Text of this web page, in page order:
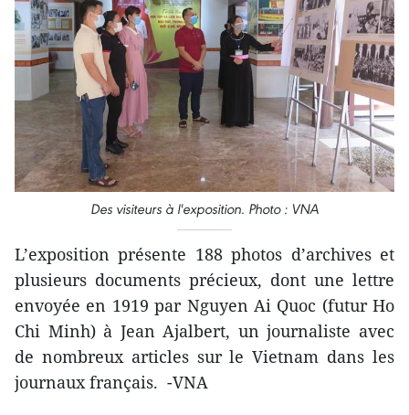
Des visiteurs à l'exposition. Photo : VNA
L’exposition présente 188 photos d’archives et
plusieurs documents précieux, dont une lettre
envoyée en 1919 par Nguyen Ai Quoc (futur Ho
Chi Minh) à Jean Ajalbert, un journaliste avec
de nombreux articles sur le Vietnam dans les
journaux français. -VNA